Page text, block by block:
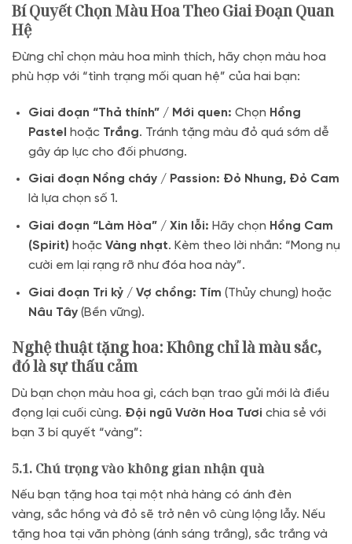
Bí Quyết Chọn Màu Hoa Theo Giai Đoạn Quan
Hệ
Đừng chỉ chọn màu hoa mình thích, hãy chọn màu hoa
phù hợp với “tình trạng mối quan hệ” của hai bạn:
Giai đoạn “Thả thính” / Mới quen: Chọn Hồng
Pastel
hoặc Trắng. Tránh tặng màu đỏ quá sớm dễ
gây áp lực cho đối phương.
Giai đoạn Nồng cháy / Passion: Đỏ Nhung, Đỏ Cam
là lựa chọn số 1.
Giai đoạn “Làm Hòa” / Xin lỗi: Hãy chọn Hồng Cam
(Spirit) hoặc Vàng nhạt. Kèm theo lời nhắn: “Mong nụ
cười em lại rạng rỡ như đóa hoa này”.
Giai đoạn Tri kỷ / Vợ chồng: Tím (Thủy chung) hoặc
Nâu Tây(Bền vững).
Nghệ thuật tặng hoa: Không chỉ là màu sắc,
đó là sự thấu cảm
Dù bạn chọn màu hoa gì, cách bạn trao gửi mới là điều
đọng lại cuối cùng. Đội ngũ Vườn Hoa Tươi chia sẻ với
bạn 3 bí quyết “vàng”:
5.1. Chú trọng vào không gian nhận quà
Nếu bạn tặng hoa tại một nhà hàng có ánh đèn
vàng, sắc hồng và đỏ sẽ trở nên vô cùng lộng lẫy. Nếu
tặng hoa tại văn phòng (ánh sáng trắng), sắc trắng và